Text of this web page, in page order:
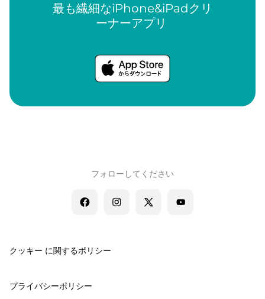
最も繊細なiPhone&iPadクリ
ーナーアプリ
クッキー に関するポリシー
プライバシーポリシー
フォローしてください